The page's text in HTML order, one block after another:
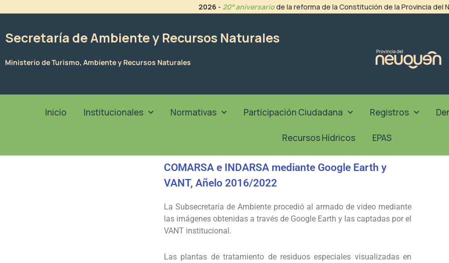
2026 - 20° aniversariode la reforma de la Constitución de la Provincia del
Secretaría de Ambiente y Recursos Naturales
Ministerio de Turismo, Ambiente y Recursos Naturales
Inicio Institucionales Normativas Participación Ciudadana Registros
Recursos Hídricos EPAS
COMARSA e INDARSA mediante Google Earth y
VANT, Añelo 2016/2022
La Subsecretaría de Ambiente procedió al armado de video mediante
las imágenes obtenidas a través de Google Earth y las captadas por el
VANT institucional.
Las plantas de tratamiento de residuos especiales visualizadas en